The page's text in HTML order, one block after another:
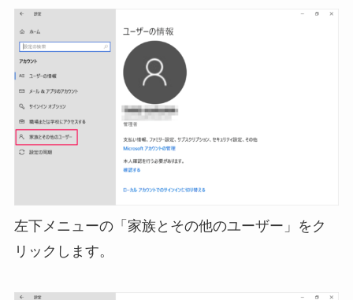
左下メニューの「家族とその他のユーザー」をク
リックします。